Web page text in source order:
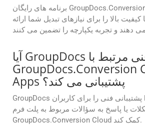
برنامه های رایگان GroupDocs.Conversion Cloud عملکرد قابل
بالا را برای نیازهای تبدیل شما ارائه
آیا GroupDocs از مسائل فنی مرتبط با
GroupDocs.Conversion
Apps پشتیبانی می کند؟
GroupDocs پشتیبانی فنی را برای کاربران Free Apps ارائه می
یا پاسخ به سؤالات مربوط به پلت فرم
GroupDocs.Conversion Cloud کمک کند.